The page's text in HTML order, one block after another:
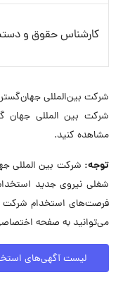
کارشناس حقوق و
شرکت بین‌المللی
شرکت بین المللی جهان
مشاهده کنید.
توجه:
شغلی نیروی جدید
فرصت‌های استخدام شرکت
می‌توانید به صفحه
لیست آگهی‌های